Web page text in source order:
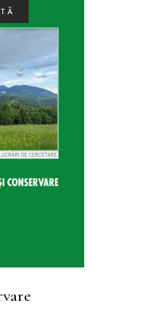
Acest
produs
are
mai